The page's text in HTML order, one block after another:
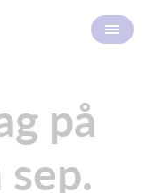
på